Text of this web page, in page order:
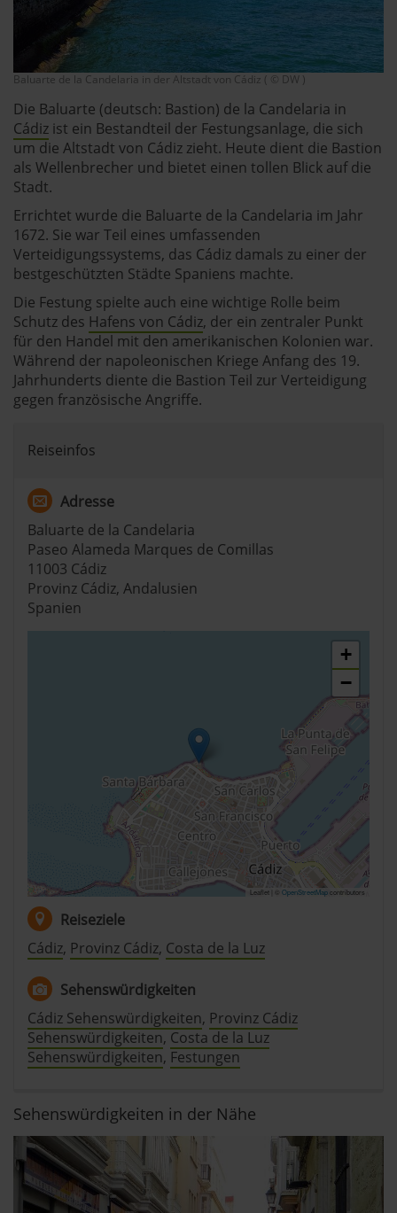
Baluarte de la Candelaria in der Altstadt von Cádiz ( © DW )
Die Baluarte (deutsch: Bastion) de la Candelaria in
Cádiz ist ein Bestandteil der Festungsanlage, die sich
um die Altstadt von Cádiz zieht. Heute dient die Bastion
als Wellenbrecher und bietet einen tollen Blick auf die
Stadt.
Errichtet wurde die Baluarte de la Candelaria im Jahr
1672. Sie war Teil eines umfassenden
Verteidigungssystems, das Cádiz damals zu einer der
bestgeschützten Städte Spaniens machte.
Die Festung spielte auch eine wichtige Rolle beim
Schutz des Hafens von Cádiz, der ein zentraler Punkt
für den Handel mit den amerikanischen Kolonien war.
Während der napoleonischen Kriege Anfang des 19.
Jahrhunderts diente die Bastion Teil zur Verteidigung
gegen französische Angriffe.
Reiseinfos
Adresse
Baluarte de la Candelaria
Paseo Alameda Marques de Comillas
11003 Cádiz
Provinz Cádiz, Andalusien
Spanien
+
−
Leaflet | © OpenStreetMapcontributors
Reiseziele
Cádiz, Provinz Cádiz, Costa de la Luz
Sehenswürdigkeiten
Cádiz Sehenswürdigkeiten, Provinz Cádiz
Sehenswürdigkeiten, Costa de la Luz
Sehenswürdigkeiten, Festungen
Sehenswürdigkeiten in der Nähe